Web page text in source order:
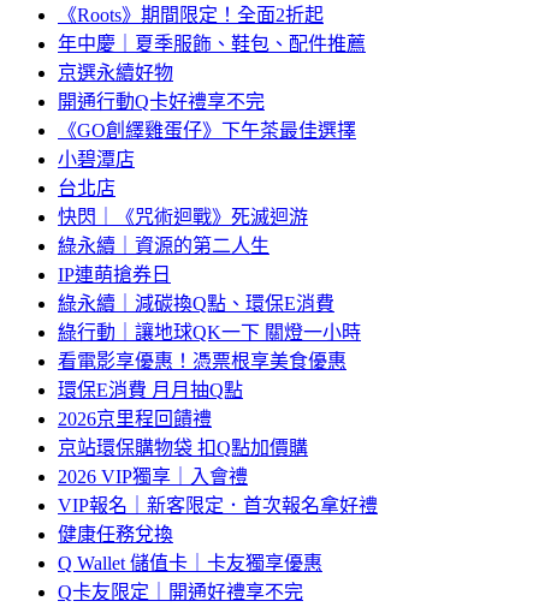
《Roots》期間限定！全面2折起
年中慶｜夏季服飾、鞋包、配件推薦
京選永續好物
開通行動Q卡好禮享不完
《GO創繹雞蛋仔》下午茶最佳選擇
小碧潭店
台北店
快閃｜《咒術迴戰》死滅迴游
綠永續｜資源的第二人生
IP連萌搶券日
綠永續｜減碳換Q點、環保E消費
綠行動｜讓地球QK一下 關燈一小時
看電影享優惠！憑票根享美食優惠
環保E消費 月月抽Q點
2026京里程回饋禮
京站環保購物袋 扣Q點加價購
2026 VIP獨享｜入會禮
VIP報名｜新客限定．首次報名拿好禮
健康任務兌換
Q Wallet 儲值卡｜卡友獨享優惠
Q卡友限定｜開通好禮享不完